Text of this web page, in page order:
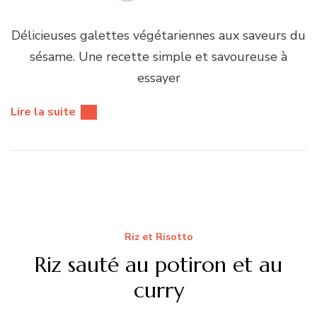
Délicieuses galettes végétariennes aux saveurs du
sésame. Une recette simple et savoureuse à
essayer
Lire la suite
Riz et Risotto
Riz sauté au potiron et au
curry